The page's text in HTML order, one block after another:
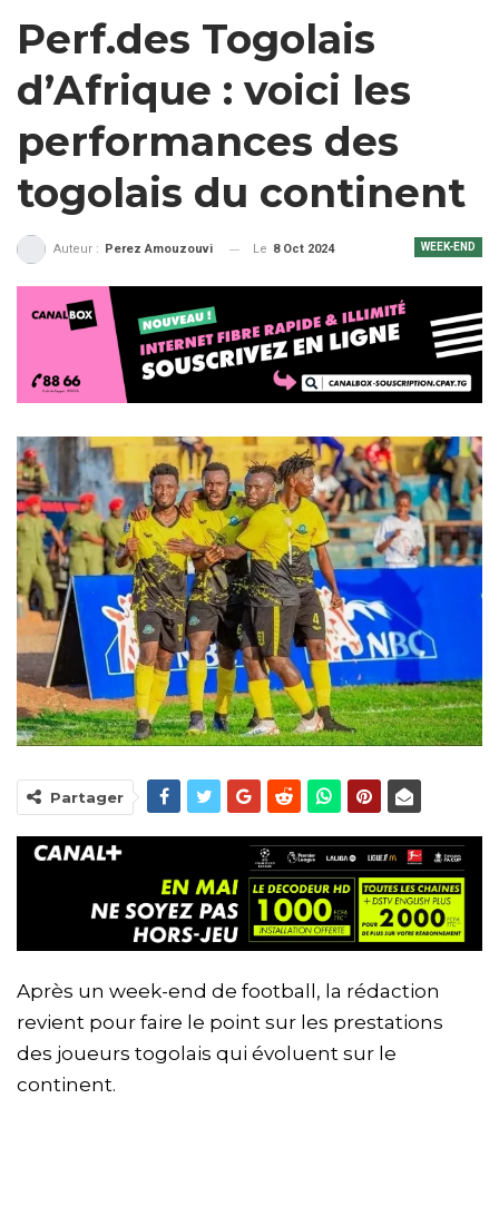
Perf.des Togolais
d’Afrique : voici les
performances des
togolais du continent
WEEK-END
Auteur : Perez Amouzouvi Le 8 Oct 2024
Partager
Après un week-end de football, la rédaction
revient pour faire le point sur les prestations
des joueurs togolais qui évoluent sur le
continent.